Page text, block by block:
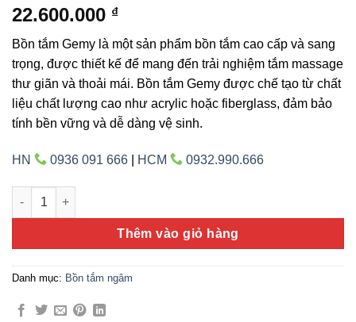
22.600.000 ₫
Bồn tắm Gemy là một sản phẩm bồn tắm cao cấp và sang
trọng, được thiết kế để mang đến trải nghiệm tắm massage
thư giãn và thoải mái. Bồn tắm Gemy được chế tạo từ chất
liệu chất lượng cao như acrylic hoặc fiberglass, đảm bảo
tính bền vững và dễ dàng vệ sinh.
HN 0936 091 666 HCM 0932.990.666
Bồn tắm Gemy G9231 số lượng
Thêm vào giỏ hàng
Danh mục: Bồn tắm ngâm